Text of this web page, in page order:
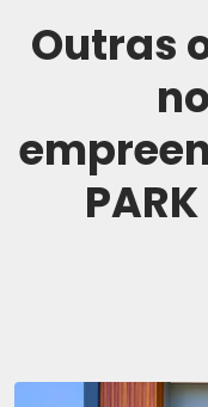
Outras
PARK